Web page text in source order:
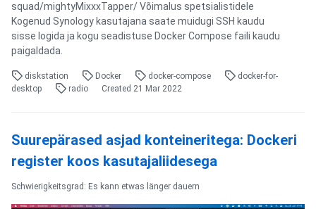
squad/mightyMixxxTapper/ Võimalus spetsialistidele
Kogenud Synology kasutajana saate muidugi SSH kaudu
sisse logida ja kogu seadistuse Docker Compose faili kaudu
paigaldada.
diskstation Docker docker-compose
docker-for-
desktop
radio Created 21 Mar 2022
Suurepärased asjad konteineritega: Dockeri
register koos kasutajaliidesega
Schwierigkeitsgrad: Es kann etwas länger dauern